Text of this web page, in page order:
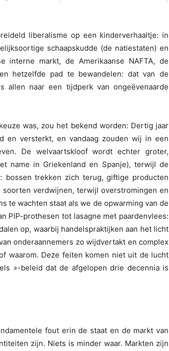
liberalisme op een kinderverhaaltje: in
schaapskudde (de natiestaten) en
interne markt, de Amerikaanse NAFTA, de
hetzelfde pad te bewandelen: dat van de
allen naar een tijdperk van ongeëvenaarde
was, zou het bekend worden: Dertig jaar
en versterkt, en vandaag zouden wij in een
De welvaartskloof wordt echter groter,
name in Griekenland en Spanje), terwijl de
bossen trekken zich terug, giftige producten
verdwijnen, terwijl overstromingen en
te wachten staat als we de opwarming van de
PIP-prothesen tot lasagne met paardenvlees:
op, waarbij handelspraktijken aan het licht
onderaannemers zo wijdvertakt en complex
waarom. Deze feiten komen niet uit de lucht
»-beleid dat de afgelopen drie decennia is
fout erin de staat en de markt van
zijn. Niets is minder waar. Markten zijn